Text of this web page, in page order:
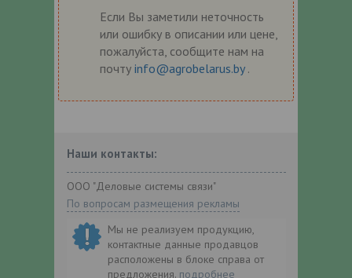
Если Вы заметили неточность
или ошибку в описании или цене,
пожалуйста, сообщите нам на
почту info@agrobelarus.by .
Наши контакты:
ООО "Деловые системы связи"
По вопросам размещения рекламы
Мы не реализуем продукцию,
контактные данные продавцов
расположены в блоке справа от
предложения. подробнее